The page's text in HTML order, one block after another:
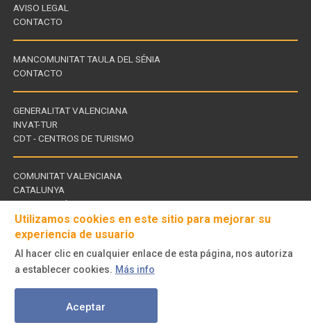
AVISO LEGAL
CONTACTO
MANCOMUNITAT TAULA DEL SÉNIA
CONTACTO
Links
of
interest
GENERALITAT VALENCIANA
INVAT-TUR
CDT - CENTROS DE TURISMO
Links
of
interest
COMUNITAT VALENCIANA
CATALUNYA
TERRES DE L'EBRE
Follow
Utilizamos cookies en este sitio para mejorar su
experiencia de usuario
Al hacer clic en cualquier enlace de esta página, nos autoriza
a establecer cookies. Más info
Aceptar